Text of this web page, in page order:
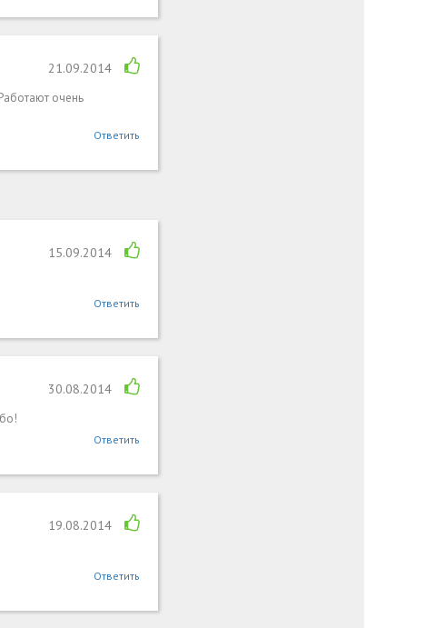
21.09.2014
очень
Ответить
15.09.2014
Ответить
30.08.2014
Ответить
19.08.2014
Ответить